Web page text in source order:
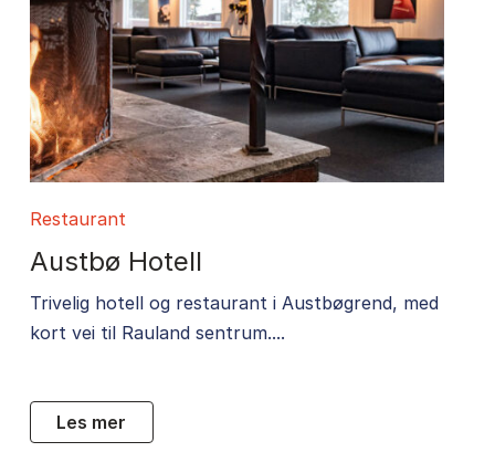
Restaurant
Austbø Hotell
Trivelig hotell og restaurant i Austbøgrend, med
kort vei til Rauland sentrum....
les mer